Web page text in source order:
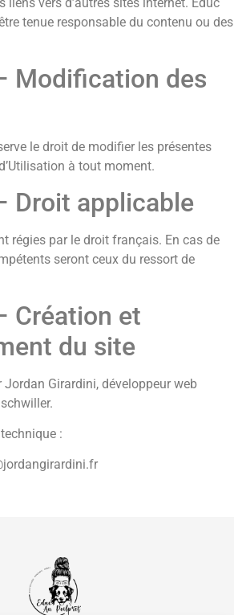
liens vers d’autres sites internet. Éduc
tenue responsable du contenu ou des
Modification des
le droit de modifier les présentes
à tout moment.
Droit applicable
régies par le droit français. En cas de
seront ceux du ressort de
Création et
du site
Jordan Girardini, développeur web
: